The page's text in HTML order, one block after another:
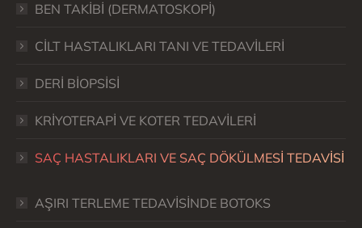
BEN TAKİBİ (DERMATOSKOPİ)
CİLT HASTALIKLARI TANI VE TEDAVİLERİ
DERİ BİOPSİSİ
KRİYOTERAPİ VE KOTER TEDAVİLERİ
SAÇ HASTALIKLARI VE SAÇ DÖKÜLMESİ TEDAVİSİ
AŞIRI TERLEME TEDAVİSİNDE BOTOKS